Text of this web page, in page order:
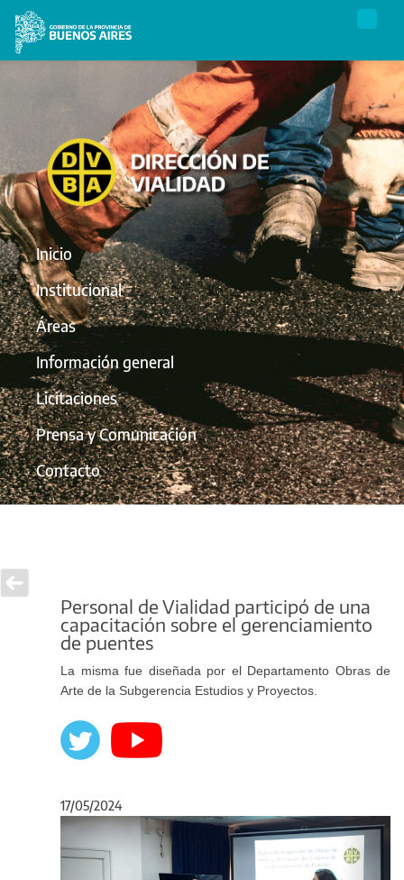
Inicio
Institucional
Áreas
Información general
Licitaciones
Prensa y Comunicación
Contacto
Personal de Vialidad participó de una
capacitación sobre el gerenciamiento
de puentes
La misma fue diseñada por el Departamento Obras de
Arte de la Subgerencia Estudios y Proyectos.
17/05/2024
Anterior